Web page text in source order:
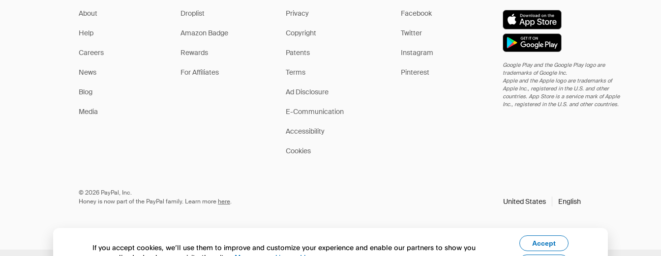
About
Help
Careers
News
Blog
Media
Droplist
Amazon Badge
Rewards
For Affiliates
Privacy
Copyright
Patents
Terms
Ad Disclosure
E-Communication
Accessibility
Cookies
Facebook
Twitter
Instagram
Pinterest
Google Play and the Google Play logo are
trademarks of Google Inc.
Apple and the Apple logo are trademarks of
Apple Inc., registered in the U.S. and other
countries. App Store is a service mark of Apple
Inc., registered in the U.S. and other countries.
© 2026 PayPal, Inc.
Honey is now part of the PayPal family. Learn more here. United States English
If you accept cookies, we’ll use them to improve and customize your experience and enable our partners to show you
Accept